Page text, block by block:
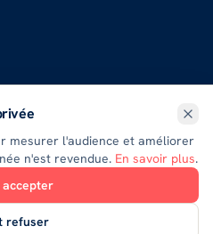
site appartiennent à leurs propriétaires
mesurer l'audience et améliorer
n'est revendue. En savoir plus.
accepter
refuser